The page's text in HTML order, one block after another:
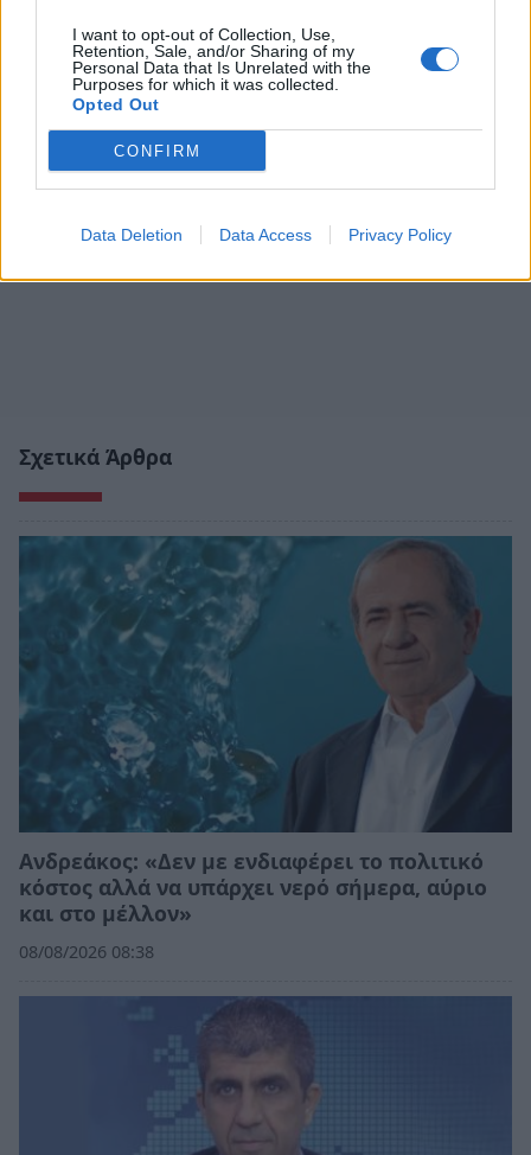
I want to opt-out of Collection, Use,
Retention, Sale, and/or Sharing of my
Personal Data that Is Unrelated with the
Purposes for which it was collected.
Opted Out
CONFIRM
Data Deletion Data Access Privacy Policy
Σχετικά Άρθρα
Ανδρεάκος: «Δεν με ενδιαφέρει το πολιτικό
κόστος αλλά να υπάρχει νερό σήμερα, αύριο
και στο μέλλον»
08/08/2026 08:38